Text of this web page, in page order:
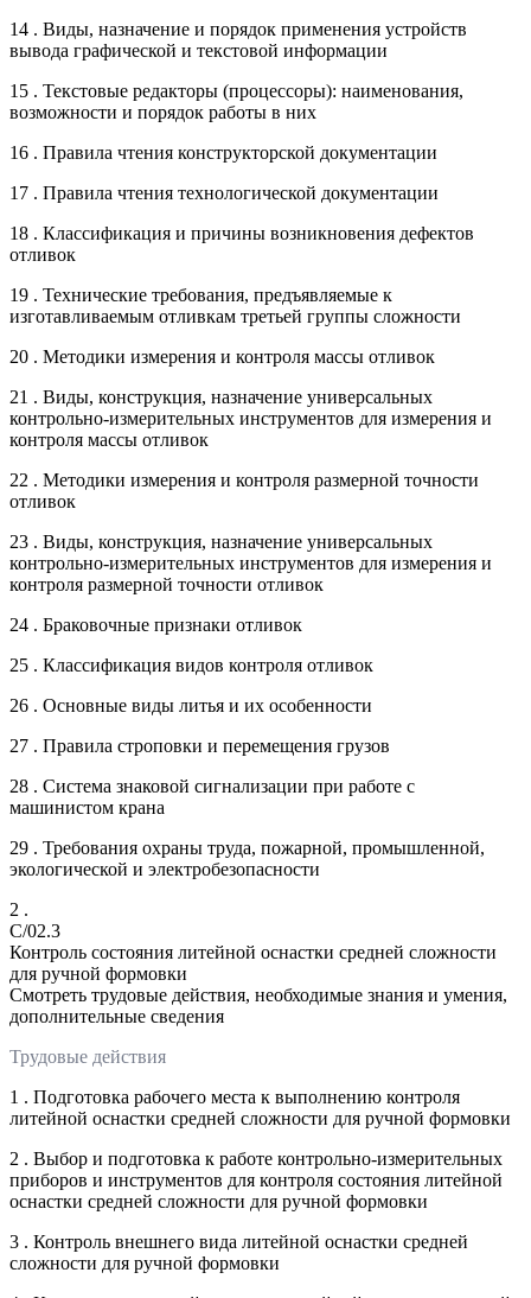
14 . Виды, назначение и порядок применения устройств
вывода графической и текстовой информации
15 . Текстовые редакторы (процессоры): наименования,
возможности и порядок работы в них
16 . Правила чтения конструкторской документации
17 . Правила чтения технологической документации
18 . Классификация и причины возникновения дефектов
отливок
19 . Технические требования, предъявляемые к
изготавливаемым отливкам третьей группы сложности
20 . Методики измерения и контроля массы отливок
21 . Виды, конструкция, назначение универсальных
контрольно-измерительных инструментов для измерения и
контроля массы отливок
22 . Методики измерения и контроля размерной точности
отливок
23 . Виды, конструкция, назначение универсальных
контрольно-измерительных инструментов для измерения и
контроля размерной точности отливок
24 . Браковочные признаки отливок
25 . Классификация видов контроля отливок
26 . Основные виды литья и их особенности
27 . Правила строповки и перемещения грузов
28 . Система знаковой сигнализации при работе с
машинистом крана
29 . Требования охраны труда, пожарной, промышленной,
экологической и электробезопасности
2 .
C/02.3
Контроль состояния литейной оснастки средней сложности
для ручной формовки
Смотреть трудовые действия, необходимые знания и умения,
дополнительные сведения
Трудовые действия
1 . Подготовка рабочего места к выполнению контроля
литейной оснастки средней сложности для ручной формовки
2 . Выбор и подготовка к работе контрольно-измерительных
приборов и инструментов для контроля состояния литейной
оснастки средней сложности для ручной формовки
3 . Контроль внешнего вида литейной оснастки средней
сложности для ручной формовки